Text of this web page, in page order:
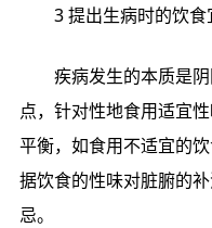
3 提出生病时的饮食
疾病发生的本质是
点，针对性地食用适宜
平衡，如食用不适宜的
据饮食的性味对脏腑的
忌。